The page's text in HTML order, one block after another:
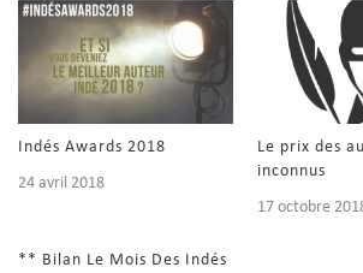
Indés Awards 2018
24 avril 2018
Le prix des
inconnus
17 octobre
** Bilan Le Mois Des Indés